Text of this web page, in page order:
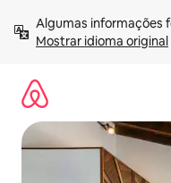
para
Mostrar idioma original